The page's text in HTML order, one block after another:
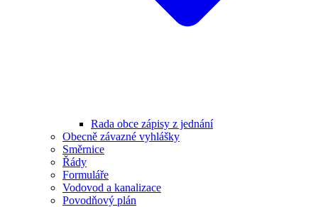
Rada obce zápisy z jednání
Obecně závazné vyhlášky
Směrnice
Řády
Formuláře
Vodovod a kanalizace
Povodňový plán